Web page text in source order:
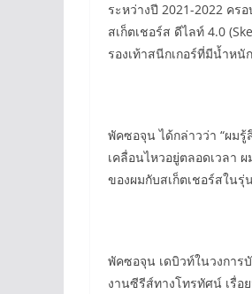
ระหว่างปี 2021-2022 คร
สเก็ตเชอร์ส ดีไลท์ 4.0
รองเท้าสนีกเกอร์ที่มีน้ำห
พัคซอจุน ได้กล่าวว่า “ผม
เคลื่อนไหวอยู่ตลอดเวลา
ของผมกับสเก็ตเชอร์สใน
พัคซอจุน เดบิวท์ในวงการ
งานซีรีส์ทางโทรทัศน์ เรื่อ